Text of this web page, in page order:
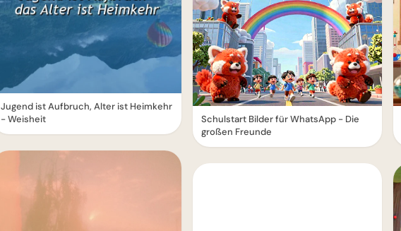
Jugend ist Aufbruch, Alter ist Heimkehr
- Weisheit
Schulstart Bilder für WhatsApp - Die
großen Freunde